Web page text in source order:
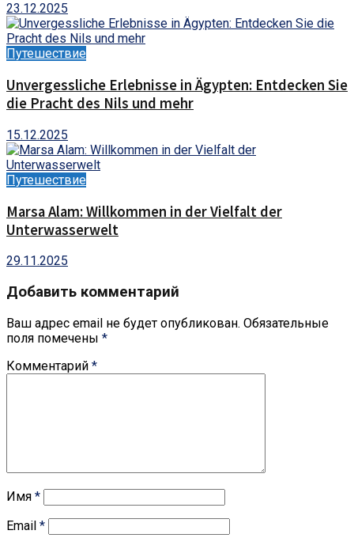
23.12.2025
Путешествие
Unvergessliche Erlebnisse in Ägypten: Entdecken Sie
die Pracht des Nils und mehr
15.12.2025
Путешествие
Marsa Alam: Willkommen in der Vielfalt der
Unterwasserwelt
29.11.2025
Добавить комментарий
Ваш адрес email не будет опубликован. Обязательные
поля помечены *
Комментарий *
Имя *
Email *